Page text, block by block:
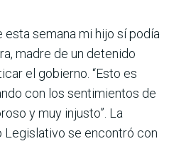
esta semana mi hijo sí podía
madre de un detenido
el gobierno. “Esto es
con los sentimientos de
y muy injusto”. La
se encontró con